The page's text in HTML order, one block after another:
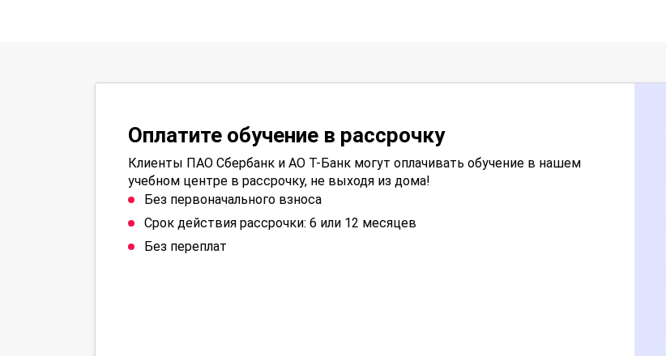
Оплатите обучение в рассрочку
Клиенты ПАО Сбербанк и АО Т-Банк могут оплачивать обучение в нашем
учебном центре в рассрочку, не выходя из дома!
Без первоначального взноса
Срок действия рассрочки: 6 или 12 месяцев
Без переплат